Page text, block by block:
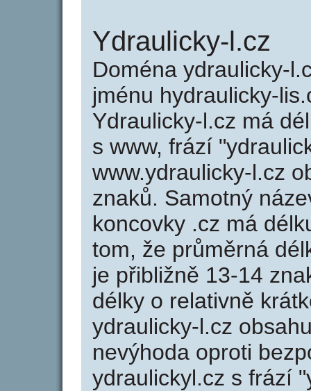
Ydraulicky-l.cz
Doména ydraulicky-
jménu hydraulicky-
Ydraulicky-l.cz má
s www, frází
www.ydraulicky-l.cz
znaků. Samotný
koncovky .cz má
tom, že průměrná
je přibližně 13-14
délky o relativně
ydraulicky-l.cz
nevýhoda oproti
ydraulickyl.cz s frází